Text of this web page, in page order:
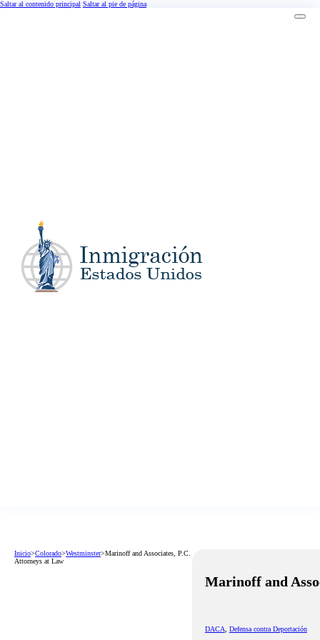
Saltar al contenido principal Saltar al pie de página
Inicio>Colorado>Westminster>Marinoff and Associates, P.C.
Attorneys at Law
Marinoff and
DACA, Defensa contra Deportación